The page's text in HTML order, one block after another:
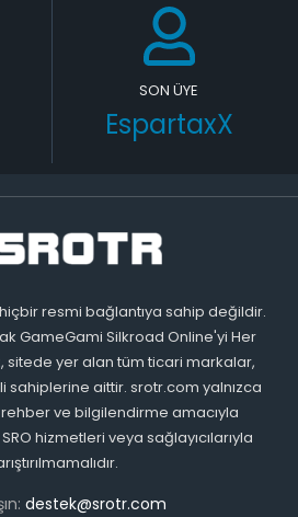
SON ÜYE
EspartaxX
resmi bağlantıya sahip değildir.
GameGami Silkroad Online'yi Her
sitede yer alan tüm ticari markalar,
sahiplerine aittir. srotr.com yalnızca
rehber ve bilgilendirme amacıyla
hizmetleri veya sağlayıcılarıyla
destek@srotr.com